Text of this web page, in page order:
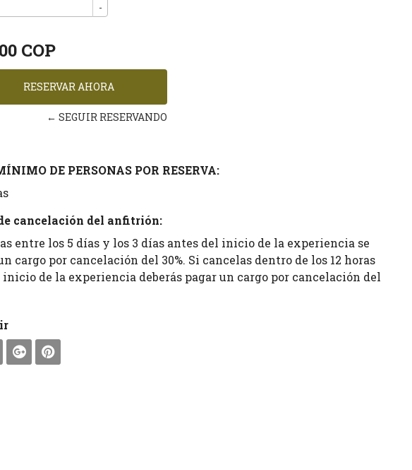
-
COP
← SEGUIR RESERVANDO
DE PERSONAS POR RESERVA:
cancelación del anfitrión:
entre los 5 días y los 3 días antes del inicio de la experiencia se
cargo por cancelación del 30%. Si cancelas dentro de los 12 horas
inicio de la experiencia deberás pagar un cargo por cancelación del